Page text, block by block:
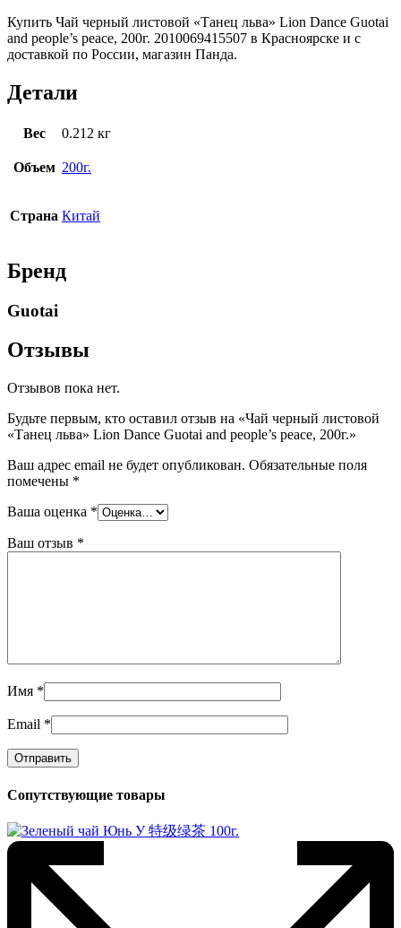
Купить Чай черный листовой «Танец льва» Lion Dance Guotai
and people’s peace, 200г. 2010069415507 в Красноярске и с
доставкой по России, магазин Панда.
Детали
Вес 0.212 кг
Объем 200г.
Страна Китай
Бренд
Guotai
Отзывы
Отзывов пока нет.
Будьте первым, кто оставил отзыв на «Чай черный листовой
«Танец льва» Lion Dance Guotai and people’s peace, 200г.»
Ваш адрес email не будет опубликован. Обязательные поля
помечены *
Ваша оценка *
Ваш отзыв *
Имя *
Email *
Сопутствующие товары